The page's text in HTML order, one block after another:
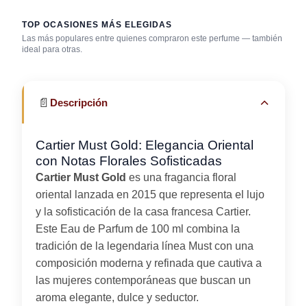
TOP OCASIONES MÁS ELEGIDAS
Las más populares entre quienes compraron este perfume — también
ideal para otras.
Cena romántica
Reuniones
📄 Descripción
Cartier Must Gold: Elegancia Oriental
con Notas Florales Sofisticadas
Cartier Must Gold es una fragancia floral
oriental lanzada en 2015 que representa el lujo
y la sofisticación de la casa francesa Cartier.
Este Eau de Parfum de 100 ml combina la
tradición de la legendaria línea Must con una
composición moderna y refinada que cautiva a
las mujeres contemporáneas que buscan un
aroma elegante, dulce y seductor.